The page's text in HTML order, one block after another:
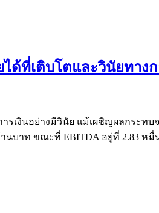
ด้ที่เติบโตและวินัยทาง
รเงินอย่างมีวินัย แม้เผชิญผลกระท
บาท ขณะที่ EBITDA อยู่ที่ 2.83 หมื่